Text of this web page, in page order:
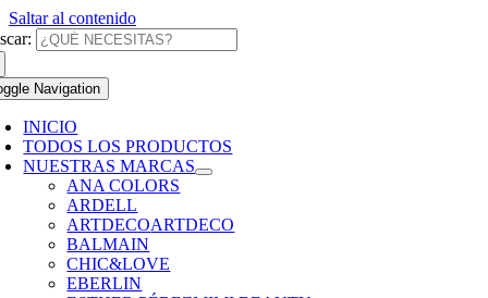
Saltar al contenido
Navigation
INICIO
TODOS LOS PRODUCTOS
NUESTRAS MARCAS
ANA COLORS
ARDELL
ARTDECOARTDECO
BALMAIN
CHIC&LOVE
EBERLIN